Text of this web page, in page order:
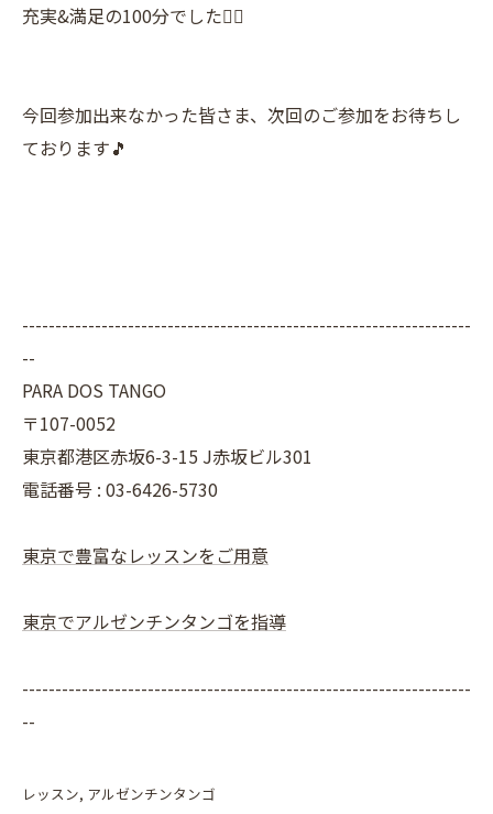
充実&満足の100分でした👍🏼
今回参加出来なかった皆さま、次回のご参加をお待ちし
ております🎵
--------------------------------------------------------------------
--
PARA DOS TANGO
〒107-0052
東京都港区赤坂6-3-15 J赤坂ビル301
電話番号 : 03-6426-5730
東京で豊富なレッスンをご用意
東京でアルゼンチンタンゴを指導
--------------------------------------------------------------------
--
レッスン アルゼンチンタンゴ